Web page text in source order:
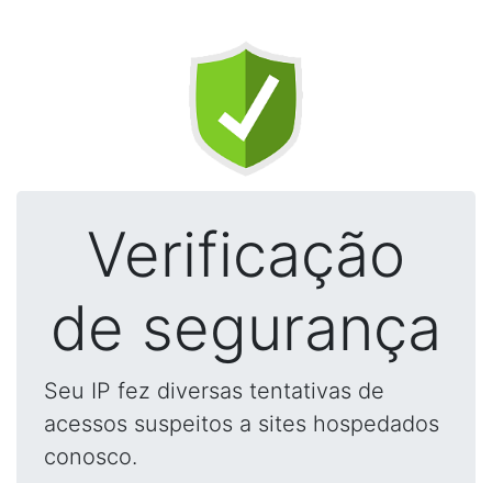
Verificação
de segurança
Seu IP fez diversas tentativas de
acessos suspeitos a sites hospedados
conosco.